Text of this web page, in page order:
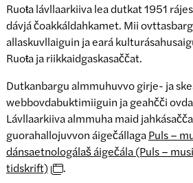
Ruoŧa lávllaarkiiva lea dutkat 1951
dávjá čoakkáldahkamet. Mii
allaskuvllaiguin ja eará
Ruoŧa ja riikkaidgaskasaččat.
Dutkanbargu almmuhuvvo girje- ja
webbovdabuktimiiguin ja geahčči
Lávllaarkiiva almmuha maid
guorahallojuvvon áigečállagaPuls –
dánsaetnologálaš áigečála (Puls –
tidskrift)
.